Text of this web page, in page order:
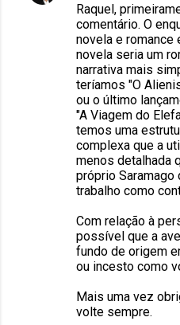
Raquel,
comentário. O
novela e romance
novela seria um
narrativa mais
teríamos "O
ou o último
"A Viagem do
temos uma
complexa que a
menos detalhada
próprio
trabalho como
Com relação à
possível que a
fundo de origem
ou incesto como
Mais uma vez
volte sempre.